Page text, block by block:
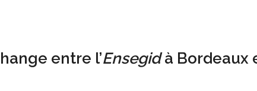
entre l’Ensegidà Bordeaux